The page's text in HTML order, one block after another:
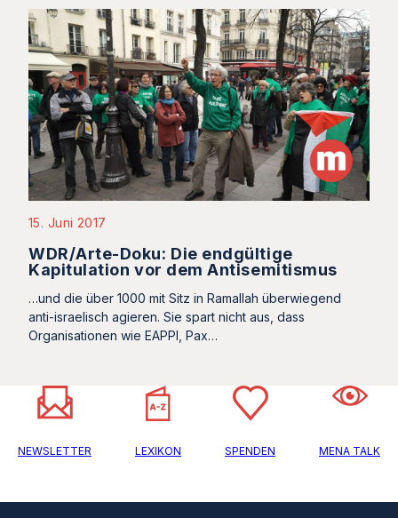
15. Juni 2017
WDR/Arte-Doku: Die endgültige
Kapitulation vor dem Antisemitismus
…und die über 1000 mit Sitz in Ramallah überwiegend
anti-israelisch agieren. Sie spart nicht aus, dass
Organisationen wie EAPPI, Pax…
NEWSLETTER LEXIKON SPENDEN MENA TALK